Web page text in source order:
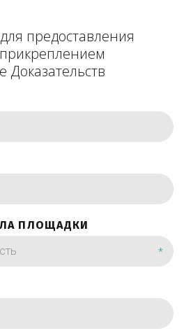
предоставления
Доказательств
ПЛОЩАДКИ
*